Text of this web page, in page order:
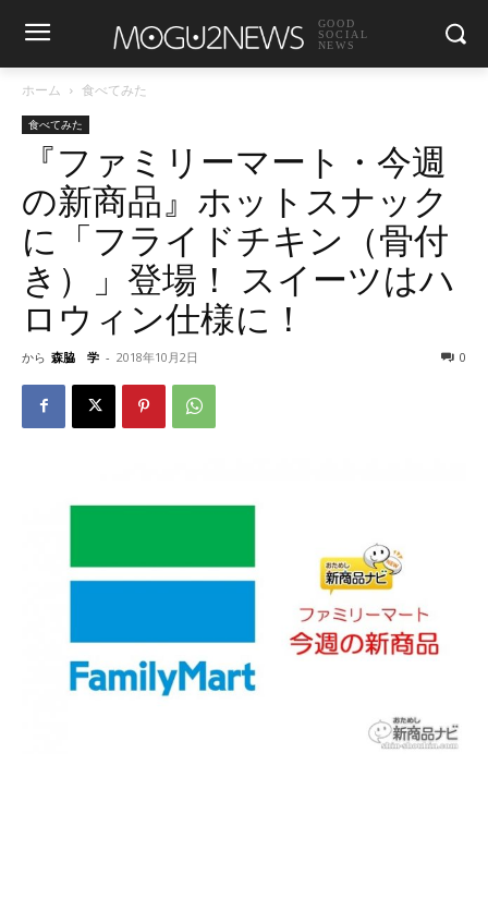
GOOD
SOCIAL
NEWS
ホーム 食べてみた
食べてみた
『ファミリーマート・今週
の新商品』ホットスナック
に「フライドチキン（骨付
き）」登場！ スイーツはハ
ロウィン仕様に！
から 森脇 学 - 2018年10月2日 0